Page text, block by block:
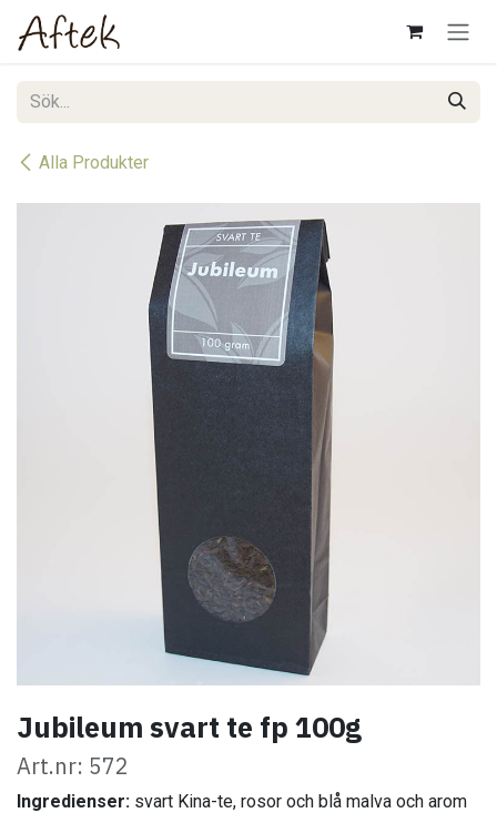
Hoppa till innehåll
Alla Produkter
Jubileum svart te fp 100g
Art.nr: 572
Ingredienser: svart Kina-te, rosor och blå malva och arom